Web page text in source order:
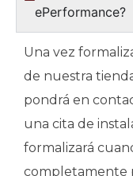
ePerformance?
Una vez
de nuestra
pondrá en
una cita de
formalizará
completamente